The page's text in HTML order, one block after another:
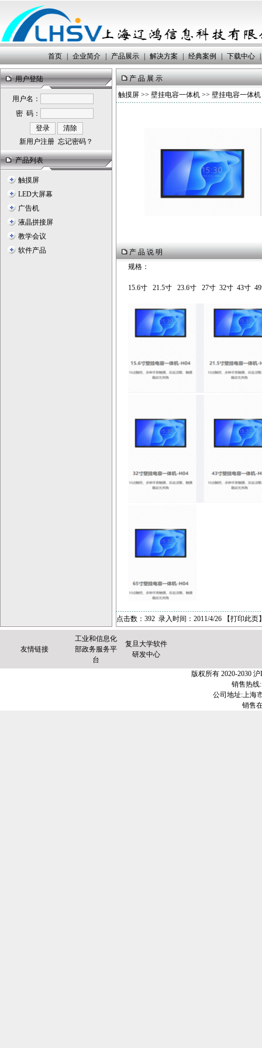
首页 | 企业简介 | 产品展示 | 解决方案 | 经典案例 | 下载中心 |
用户登陆
用户名：
密 码：
新用户注册 忘记密码？
产品列表
触摸屏
LED大屏幕
广告机
液晶拼接屏
教学会议
软件产品
产 品 展 示
触摸屏 >> 壁挂电容一体机 >> 壁挂电容一体机
产 品 说 明
规格：
15.6寸 21.5寸 23.6寸 27寸 32寸 43寸
点击数：392 录入时间：2011/4/26 【打印此页
友情链接
工业和信息化
部政务服务平
台
复旦大学软件
研发中心
版权所有 2020-2030 沪
销售热线
公司地址:上海
销售